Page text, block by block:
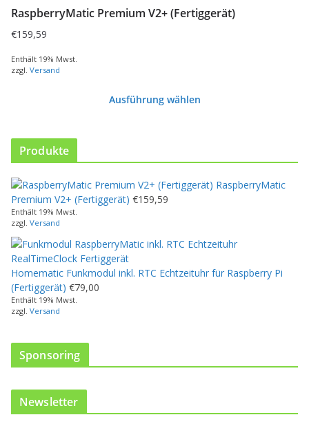
RaspberryMatic Premium V2+ (Fertiggerät)
€159,59
Enthält 19% Mwst.
zzgl. Versand
Ausführung wählen
s
e
s
P
r
o
d
u
k
t
w
t
e
Produkte
RaspberryMatic
Premium V2+ (Fertiggerät) €159,59
Enthält 19% Mwst.
zzgl. Versand
Homematic Funkmodul inkl. RTC Echtzeituhr für Raspberry Pi
(Fertiggerät) €79,00
Enthält 19% Mwst.
zzgl. Versand
Sponsoring
Newsletter